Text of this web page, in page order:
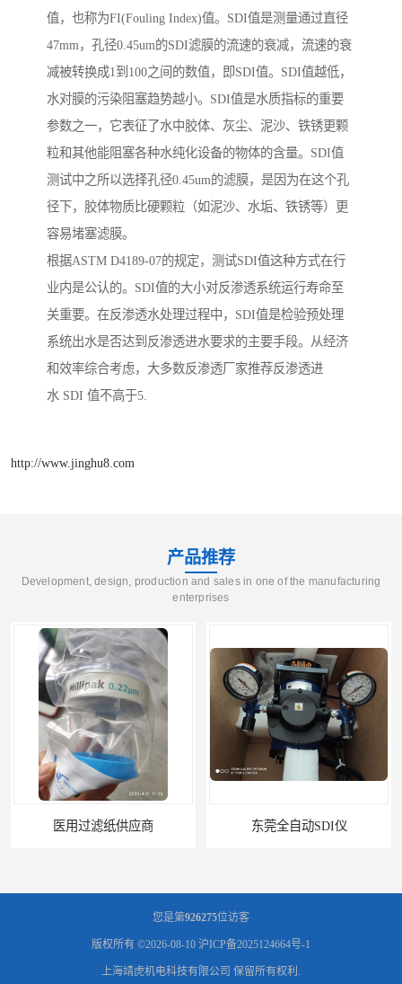
值，也称为FI(Fouling Index)值。SDI值是测量通过直径
47mm，孔径0.45um的SDI滤膜的流速的衰减，流速的衰
减被转换成1到100之间的数值，即SDI值。SDI值越低，
水对膜的污染阻塞趋势越小。SDI值是水质指标的重要
参数之一，它表征了水中胶体、灰尘、泥沙、铁锈更颗
粒和其他能阻塞各种水纯化设备的物体的含量。SDI值
测试中之所以选择孔径0.45um的滤膜，是因为在这个孔
径下，胶体物质比硬颗粒（如泥沙、水垢、铁锈等）更
容易堵塞滤膜。
根据ASTM D4189-07的规定，测试SDI值这种方式在行
业内是公认的。SDI值的大小对反渗透系统运行寿命至
关重要。在反渗透水处理过程中，SDI值是检验预处理
系统出水是否达到反渗透进水要求的主要手段。从经济
和效率综合考虑，大多数反渗透厂家推荐反渗透进
水 SDI 值不高于5.
http://www.jinghu8.com
产品推荐
Development, design, production and sales in one of the manufacturing
enterprises
用过滤纸供应商 东莞全自动SDI仪
您是第926275位访客
版权所有 ©2026-08-10 沪ICP备2025124664号-1
上海靖虎机电科技有限公司 保留所有权利.